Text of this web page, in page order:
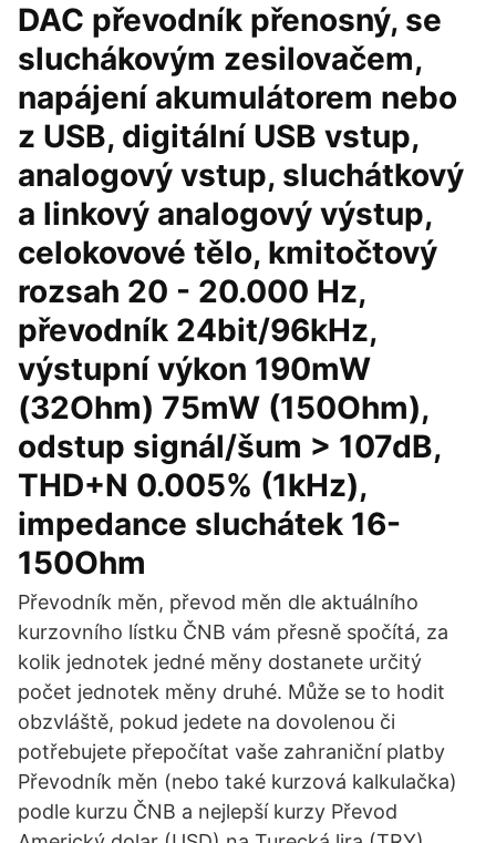
DAC převodník přenosný, se
sluchákovým zesilovačem,
napájení akumulátorem nebo
z USB, digitální USB vstup,
analogový vstup, sluchátkový
a linkový analogový výstup,
celokovové tělo, kmitočtový
rozsah 20 - 20.000 Hz,
převodník 24bit/96kHz,
výstupní výkon 190mW
(32Ohm) 75mW (150Ohm),
odstup signál/šum > 107dB,
THD+N 0.005% (1kHz),
impedance sluchátek 16-
150Ohm
Převodník měn, převod měn dle aktuálního
kurzovního lístku ČNB vám přesně spočítá, za
kolik jednotek jedné měny dostanete určitý
počet jednotek měny druhé. Může se to hodit
obzvláště, pokud jedete na dovolenou či
potřebujete přepočítat vaše zahraniční platby
Převodník měn (nebo také kurzová kalkulačka)
podle kurzu ČNB a nejlepší kurzy Převod